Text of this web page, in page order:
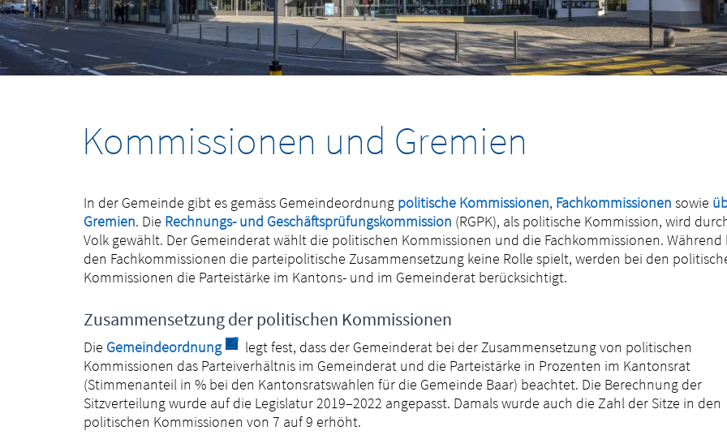
Kommissionen und Gremien
In der Gemeinde gibt es gemäss Gemeindeordnung politische Kommissionen, Fachkommissionen sowie
Gremien. Die Rechnungs- und Geschäftsprüfungskommission (RGPK), als politische Kommission, wird
Volk gewählt. Der Gemeinderat wählt die politischen Kommissionen und die Fachkommissionen. Während
den Fachkommissionen die parteipolitische Zusammensetzung keine Rolle spielt, werden bei den
Kommissionen die Parteistärke im Kantons- und im Gemeinderat berücksichtigt.
Zusammensetzung der politischen Kommissionen
Die GemeindeordnungExterner Link wird in einem neuen Fenster geöffnet.
legt fest, dass der Gemeinderat bei der Zusammensetzung von politischen
Kommissionen das Parteiverhältnis im Gemeinderat und die Parteistärke in Prozenten im Kantonsrat
(Stimmenanteil in % bei den Kantonsratswahlen für die Gemeinde Baar) beachtet. Die Berechnung der
Sitzverteilung wurde auf die Legislatur 2019–2022 angepasst. Damals wurde auch die Zahl der Sitze in den
politischen Kommissionen von 7 auf 9 erhöht.